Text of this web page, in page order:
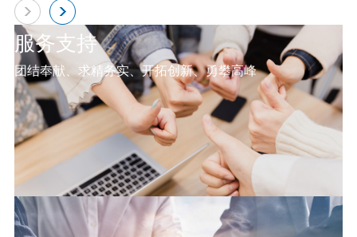
服务支持
团结奉献、求精务实、开拓创新、勇攀高峰